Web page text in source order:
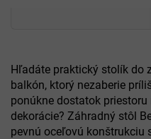
Hľadáte praktický stolík do
balkón, ktorý nezaberie
ponúkne dostatok
dekorácie? Záhradný stôl
pevnú oceľovú konštrukciu